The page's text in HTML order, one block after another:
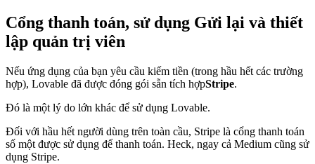
Cổng thanh toán, sử dụng Gửi lại và thiết
lập quản trị viên
Nếu ứng dụng của bạn yêu cầu kiếm tiền (trong hầu hết các trường
hợp), Lovable đã được đóng gói sẵn tích hợpStripe.
Đó là một lý do lớn khác để sử dụng Lovable.
Đối với hầu hết người dùng trên toàn cầu, Stripe là cổng thanh toán
số một được sử dụng để thanh toán. Heck, ngay cả Medium cũng sử
dụng Stripe.